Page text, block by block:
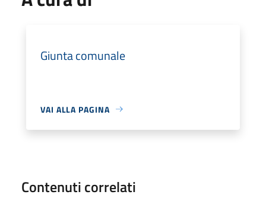
Giunta comunale
VAI ALLA PAGINA
Contenuti correlati